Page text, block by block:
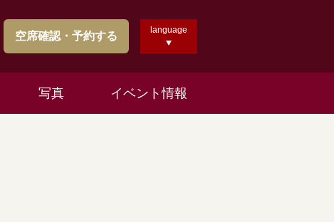
空席確認・予約する language
写真 イベント情報